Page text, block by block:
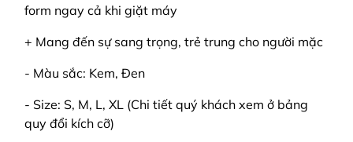
form ngay cả khi giặt máy
+ Mang đến sự sang trọng, trẻ trung cho người mặc
- Màu sắc: Kem, Đen
- Size: S, M, L, XL (Chi tiết quý khách xem ở bảng
quy đổi kích cỡ)